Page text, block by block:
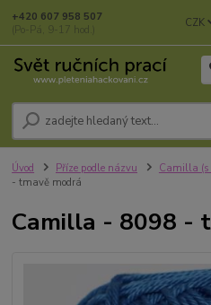
CZK
+420 607 958 507
(Po-Pá, 9-17 hod.)
Úvod Příze podle názvu Camilla (s
- tmavě modrá
Camilla - 8098 -